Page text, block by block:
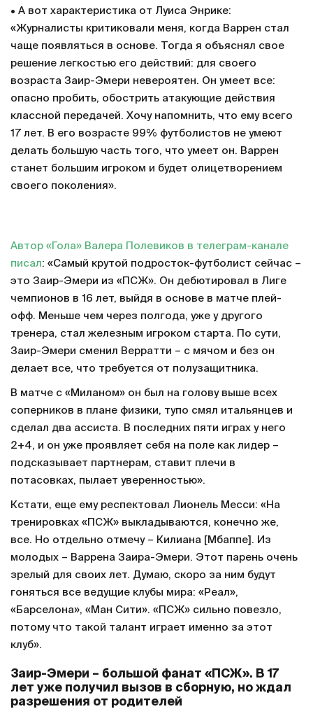
• А вот характеристика от Луиса Энрике:
«Журналисты критиковали меня, когда Варрен стал
чаще появляться в основе. Тогда я объяснял свое
решение легкостью его действий: для своего
возраста Заир-Эмери невероятен. Он умеет все:
опасно пробить, обострить атакующие действия
классной передачей. Хочу напомнить, что ему всего
17 лет. В его возрасте 99% футболистов не умеют
делать большую часть того, что умеет он. Варрен
станет большим игроком и будет олицетворением
своего поколения».
Автор «Гола» Валера Полевиков в телеграм-канале
писал: «Самый крутой подросток-футболист сейчас –
это Заир-Эмери из «ПСЖ». Он дебютировал в Лиге
чемпионов в 16 лет, выйдя в основе в матче плей-
офф. Меньше чем через полгода, уже у другого
тренера, стал железным игроком старта. По сути,
Заир-Эмери сменил Верратти – с мячом и без он
делает все, что требуется от полузащитника.
В матче с «Миланом» он был на голову выше всех
соперников в плане физики, тупо смял итальянцев и
сделал два ассиста. В последних пяти играх у него
2+4, и он уже проявляет себя на поле как лидер –
подсказывает партнерам, ставит плечи в
потасовках, пылает уверенностью».
Кстати, еще ему респектовал Лионель Месси: «На
тренировках «ПСЖ» выкладываются, конечно же,
все. Но отдельно отмечу – Килиана [Мбаппе]. Из
молодых – Варрена Заира-Эмери. Этот парень очень
зрелый для своих лет. Думаю, скоро за ним будут
гоняться все ведущие клубы мира: «Реал»,
«Барселона», «Ман Сити». «ПСЖ» сильно повезло,
потому что такой талант играет именно за этот
клуб».
Заир-Эмери – большой фанат «ПСЖ». В 17
лет уже получил вызов в сборную, но ждал
разрешения от родителей